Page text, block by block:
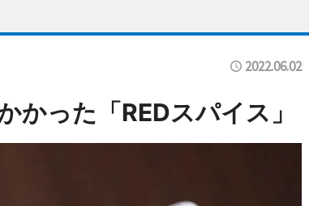
2022.06.02
かった「REDスパイス」